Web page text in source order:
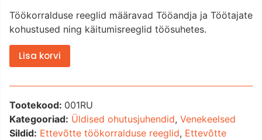
Töökorralduse reeglid määravad Tööandja ja Töötajate
kohustused ning käitumisreeglid töösuhetes.
Lisa korvi
Tootekood: 001RU
Kategooriad: Üldised ohutusjuhendid, Venekeelsed
Sildid: Ettevõtte töökorralduse reeglid, Ettevõtte